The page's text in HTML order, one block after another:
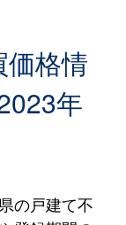
格情
年
の戸建て不